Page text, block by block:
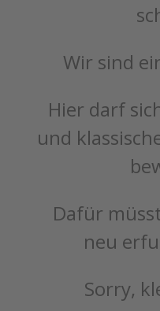
Wir sind
Hier darf
und
Dafür
neu
Sorry,